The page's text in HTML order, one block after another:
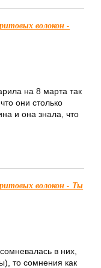
волокон -
на 8 марта так
они столько
и она знала, что
волокон - Ты
в них,
то сомнения как